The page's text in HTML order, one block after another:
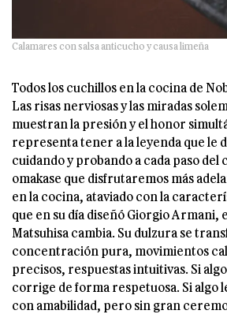
Calamares con salsa anticucho y causa limeña
Todos los cuchillos en la cocina de
Las risas nerviosas y las miradas
muestran la presión y el honor
representa tener a la leyenda que le
cuidando y probando a cada paso del
omakase que disfrutaremos más
en la cocina, ataviado con la
que en su día diseñó Giorgio Armani,
Matsuhisa cambia. Su dulzura se
concentración pura, movimientos
precisos, respuestas intuitivas. Si
corrige de forma respetuosa. Si algo
con amabilidad, pero sin gran